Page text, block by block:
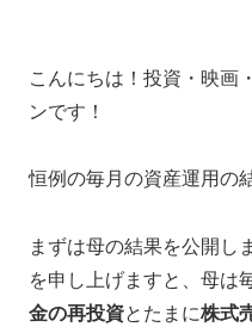
こんにちは！投資・映画
ンです！
恒例の毎月の資産運用の
まずは母の結果を公開し
を申し上げますと、母は
金の再投資とたまに株式